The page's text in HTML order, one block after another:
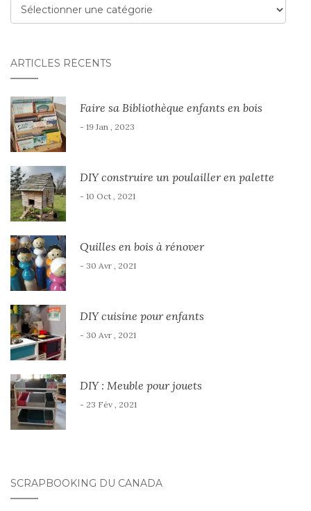
Menu
ARTICLES RÉCENTS
Faire sa Bibliothèque enfants en bois
- 19 Jan , 2023
DIY construire un poulailler en palette
- 10 Oct , 2021
Quilles en bois à rénover
- 30 Avr , 2021
DIY cuisine pour enfants
- 30 Avr , 2021
DIY : Meuble pour jouets
- 23 Fév , 2021
SCRAPBOOKING DU CANADA